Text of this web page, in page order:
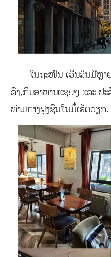
ໃນຖະໜົນ ເວີນລິນມີຫຼາ
ລົງ,ກິນອາຫານແຊບໆ ແລະ ປ
ທ່າມກາງຝູງຊົນໃນມື້ເຮັດວຽກ.